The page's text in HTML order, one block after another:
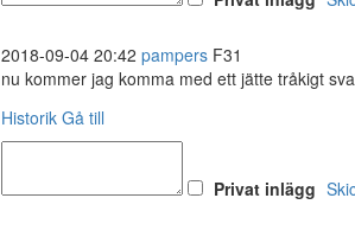
2018-09-04 20:42 pampers F31
nu kommer jag komma med ett jätte tråkigt
Historik Gå till
Privat inlägg